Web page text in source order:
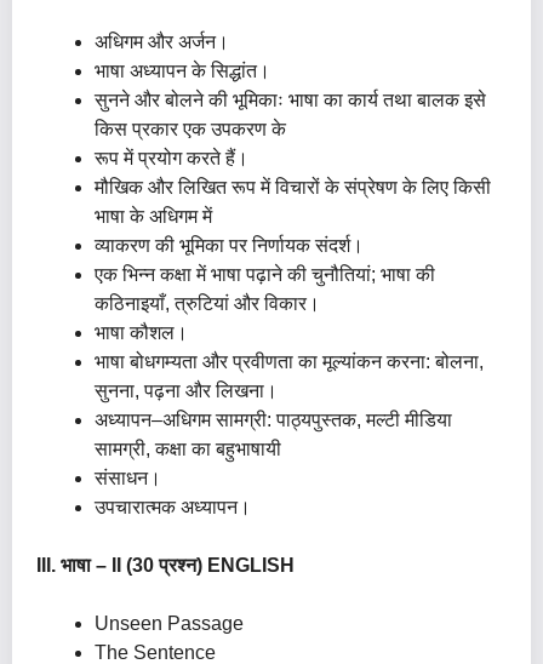
अधिगम और अर्जन।
भाषा अध्यापन के सिद्धांत।
सुनने और बोलने की भूमिकाः भाषा का कार्य तथा बालक इसे
किस प्रकार एक उपकरण के
रूप में प्रयोग करते हैं।
मौखिक और लिखित रूप में विचारों के संप्रेषण के लिए किसी
भाषा के अधिगम में
व्याकरण की भूमिका पर निर्णायक संदर्श।
एक भिन्न कक्षा में भाषा पढ़ाने की चुनौतियां; भाषा की
कठिनाइयाँ, त्रुटियां और विकार।
भाषा कौशल।
भाषा बोधगम्यता और प्रवीणता का मूल्यांकन करना: बोलना,
सुनना, पढ़ना और लिखना।
अध्यापन–अधिगम सामग्री: पाठ्यपुस्तक, मल्टी मीडिया
सामग्री, कक्षा का बहुभाषायी
संसाधन।
उपचारात्मक अध्यापन।
III. भाषा – II (30 प्रश्न) ENGLISH
Unseen Passage
The Sentence